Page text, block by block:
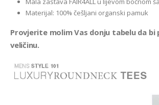
Materijal: 100% češljani organski pamuk
Provjerite molim Vas donju tabelu da bi
veličinu.